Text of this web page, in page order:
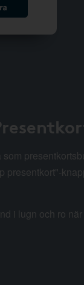
presentkort"-
i lugn och ro